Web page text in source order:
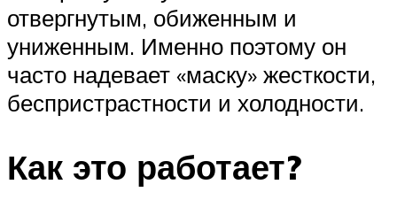
отвергнутым, обиженным и
униженным. Именно поэтому он
часто надевает «маску» жесткости,
беспристрастности и холодности.
Как это работает?